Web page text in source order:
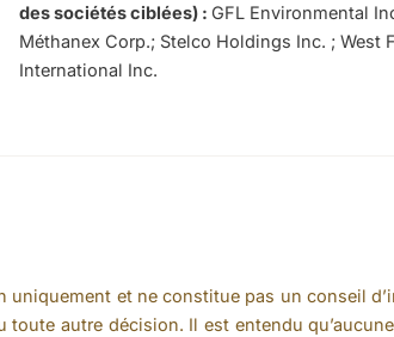
des sociétés ciblées) : GFL Environmental
Méthanex Corp.; Stelco Holdings Inc. ; West
International Inc.
uniquement et ne constitue pas un conseil
autre décision. Il est entendu